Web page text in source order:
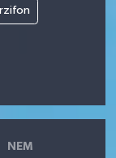
NEM